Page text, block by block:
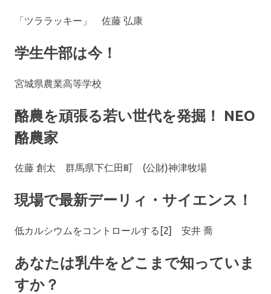
「ツララッキー」 佐藤 弘康
学生牛部は今！
宮城県農業高等学校
酪農を頑張る若い世代を発掘！ NEO
酪農家
佐藤 創太 群馬県下仁田町 (公財)神津牧場
現場で最新デーリィ・サイエンス！
低カルシウムをコントロールする[2] 安井 喬
あなたは乳牛をどこまで知っていま
すか？